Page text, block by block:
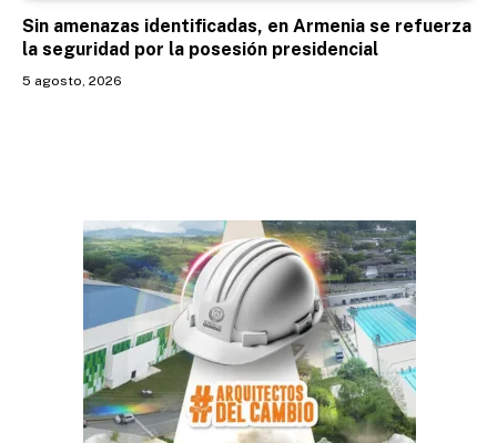
Sin amenazas identificadas, en Armenia se refuerza
la seguridad por la posesión presidencial
5 agosto, 2026